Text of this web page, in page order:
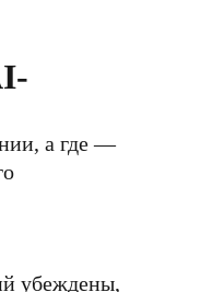
а где —
убеждены,